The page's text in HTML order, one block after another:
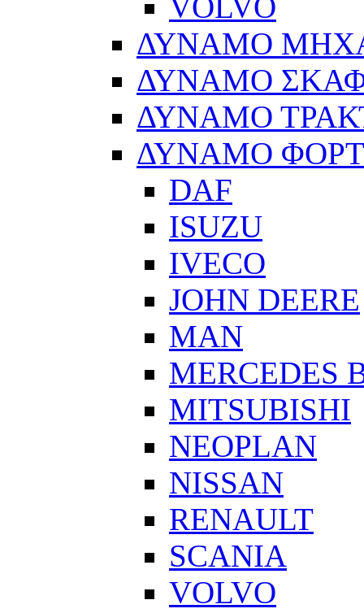
VOLVO
ΔΥΝΑΜΟ
ΔΥΝΑΜΟ
ΔΥΝΑΜΟ
ΔΥΝΑΜΟ
DAF
ISUZU
IVECO
JOHN DEERE
MAN
MERCEDES
MITSUBISHI
NEOPLAN
NISSAN
RENAULT
SCANIA
VOLVO